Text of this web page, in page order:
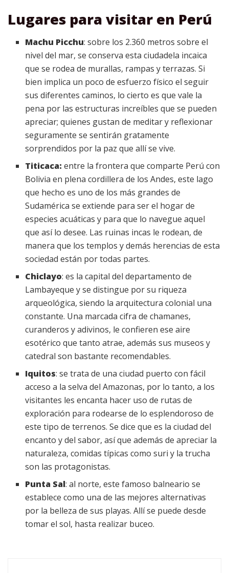
Lugares para visitar en Perú
Machu Picchu: sobre los 2.360 metros sobre el
nivel del mar, se conserva esta ciudadela incaica
que se rodea de murallas, rampas y terrazas. Si
bien implica un poco de esfuerzo físico el seguir
sus diferentes caminos, lo cierto es que vale la
pena por las estructuras increíbles que se pueden
apreciar; quienes gustan de meditar y reflexionar
seguramente se sentirán gratamente
sorprendidos por la paz que allí se vive.
Titicaca:entre la frontera que comparte Perú con
Bolivia en plena cordillera de los Andes, este lago
que hecho es uno de los más grandes de
Sudamérica se extiende para ser el hogar de
especies acuáticas y para que lo navegue aquel
que así lo desee. Las ruinas incas le rodean, de
manera que los templos y demás herencias de esta
sociedad están por todas partes.
Chiclayo: es la capital del departamento de
Lambayeque y se distingue por su riqueza
arqueológica, siendo la arquitectura colonial una
constante. Una marcada cifra de chamanes,
curanderos y adivinos, le confieren ese aire
esotérico que tanto atrae, además sus museos y
catedral son bastante recomendables.
Iquitos: se trata de una ciudad puerto con fácil
acceso a la selva del Amazonas, por lo tanto, a los
visitantes les encanta hacer uso de rutas de
exploración para rodearse de lo esplendoroso de
este tipo de terrenos. Se dice que es la ciudad del
encanto y del sabor, así que además de apreciar la
naturaleza, comidas típicas como suri y la trucha
son las protagonistas.
Punta Sal: al norte, este famoso balneario se
establece como una de las mejores alternativas
por la belleza de sus playas. Allí se puede desde
tomar el sol, hasta realizar buceo.